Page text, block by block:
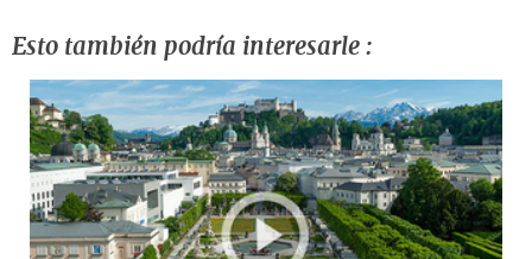
Esto también podría interesarle :